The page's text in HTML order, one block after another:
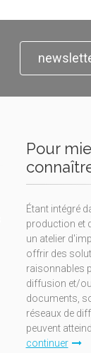
Pour
Étant intégré
production et
un atelier
offrir des
raisonnables
diffusion et/
documents,
réseaux de
peuvent
continuer